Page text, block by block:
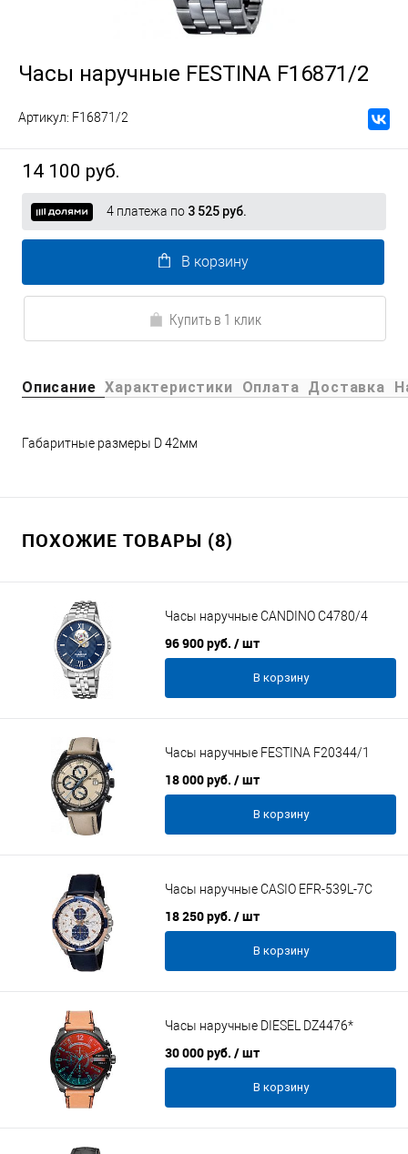
Часы наручные FESTINA F16871/2
Артикул: F16871/2
14 100 руб.
4 платежа по 3 525 руб.
В корзину
Купить в 1 клик
Описание Характеристики Оплата Доставка
Габаритные размеры D 42мм
ПОХОЖИЕ ТОВАРЫ (8)
Часы наручные CANDINO C4780/4
96 900 руб. / шт
В корзину
Часы наручные FESTINA F20344/1
18 000 руб. / шт
В корзину
Часы наручные CASIO EFR-539L-7C
18 250 руб. / шт
В корзину
Часы наручные DIESEL DZ4476*
30 000 руб. / шт
В корзину